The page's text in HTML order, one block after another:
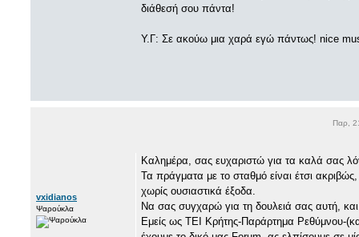
διάθεσή σου πάντα!
Υ.Γ: Σε ακούω μια χαρά εγώ πάντως! nice
Παρ,
vxidianos
Ψαρούκλα
Καλημέρα, σας ευχαριστώ για τα καλά σας
Τα πράγματα με το σταθμό είναι έτσι
χωρίς ουσιαστικά έξοδα.
Να σας συγχαρώ για τη δουλειά σας αυτή,
Εμείς ως ΤΕΙ Κρήτης-Παράρτημα Ρεθύμνου-